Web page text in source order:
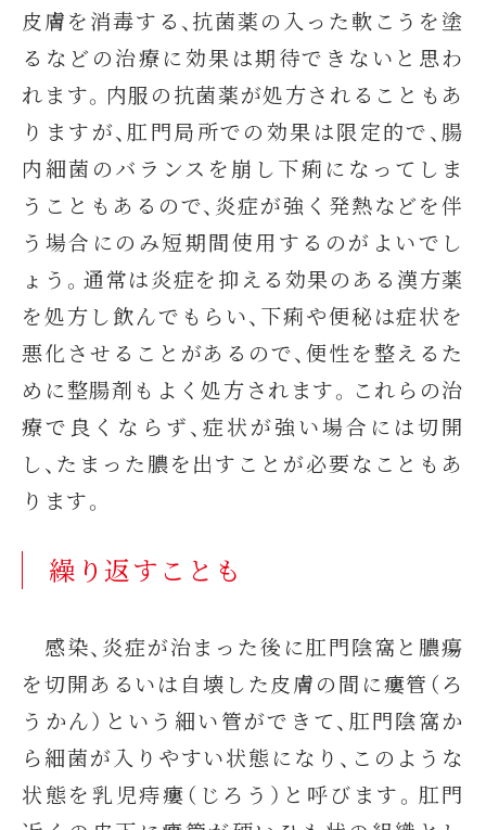
皮膚を消毒する、抗菌薬の入った軟こうを塗
るなどの治療に効果は期待できないと思わ
れます。内服の抗菌薬が処方されることもあ
りますが、肛門局所での効果は限定的で、腸
内細菌のバランスを崩し下痢になってしま
うこともあるので、炎症が強く発熱などを伴
う場合にのみ短期間使用するのがよいでし
ょう。通常は炎症を抑える効果のある漢方薬
を処方し飲んでもらい、下痢や便秘は症状を
悪化させることがあるので、便性を整えるた
めに整腸剤もよく処方されます。これらの治
療で良くならず、症状が強い場合には切開
し、たまった膿を出すことが必要なこともあ
ります。
繰り返すことも
感染、炎症が治まった後に肛門陰窩と膿瘍
を切開あるいは自壊した皮膚の間に瘻管（ろ
うかん）という細い管ができて、肛門陰窩か
ら細菌が入りやすい状態になり、このような
状態を乳児痔瘻（じろう）と呼びます。肛門